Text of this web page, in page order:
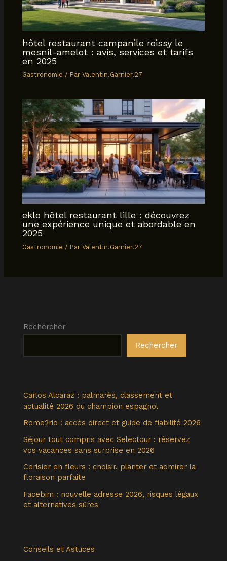
hôtel restaurant campanile roissy le
mesnil-amelot : avis, services et tarifs
en 2025
Gastronomie / ParValentin.Garnier.27
eklo hôtel restaurant lille : découvrez
une expérience unique et abordable en
2025
Gastronomie / ParValentin.Garnier.27
Rechercher
Rechercher
Carlos Alcaraz : palmarès, classement et
actualité 2026 du champion espagnol
Rome2rio : accès direct et guide de fiabilité 2026
Séjour tout compris avec Selectour : réservez
vos vacances sans surprise en 2026
Cerisier en fleurs : choisir, planter et admirer la
floraison parfaite
Facebim : nouvelle adresse 2026, risques légaux
et alternatives sûres
Conseils et Astuces